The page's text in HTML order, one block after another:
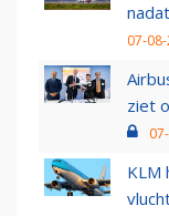
07-
ziet
KLM